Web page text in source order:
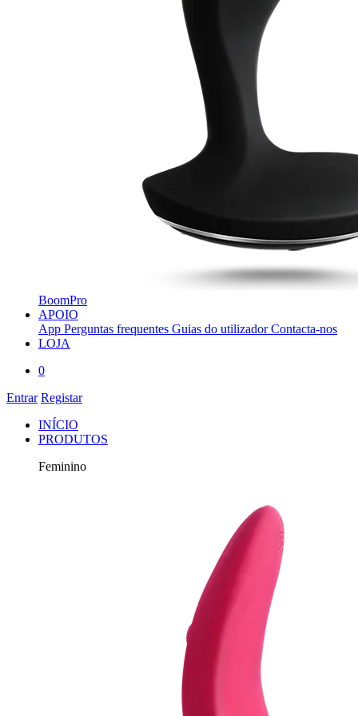
BoomPro
APOIO
App Perguntas frequentes Guias do utilizador Contacta-nos
LOJA
0
Entrar Registar
INÍCIO
PRODUTOS
Feminino